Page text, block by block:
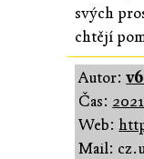
svých
chtějí
Autor:
Čas:
Web:
Mail: